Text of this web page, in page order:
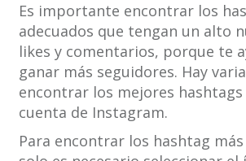
Es importante encontrar los
adecuados que tengan un alto
likes y comentarios, porque te
ganar más seguidores. Hay
encontrar los mejores hashtags
cuenta de Instagram.
Para encontrar los hashtag